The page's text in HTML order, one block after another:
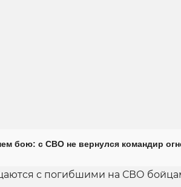
бою: с СВО не вернулся командир